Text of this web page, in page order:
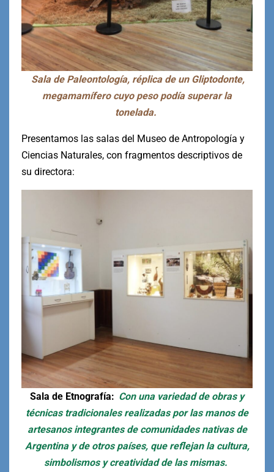
Sala de Paleontología, réplica de un Gliptodonte,
megamamífero cuyo peso podía superar la
tonelada.
Presentamos las salas del Museo de Antropología y
Ciencias Naturales, con fragmentos descriptivos de
su directora:
Sala de Etnografía: Con una variedad de obras y
técnicas tradicionales realizadas por las manos de
artesanos integrantes de comunidades nativas de
Argentina y de otros países, que reflejan la cultura,
simbolismos y creatividad de las mismas.